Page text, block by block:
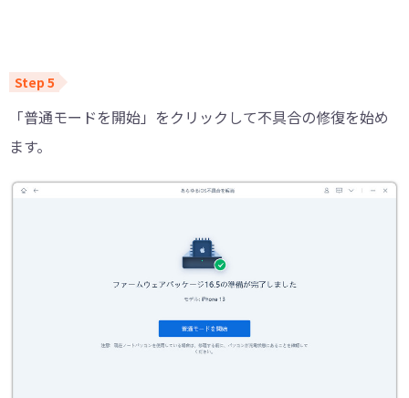
「普通モードを開始」をクリックして不具合の修復を始め
ます。